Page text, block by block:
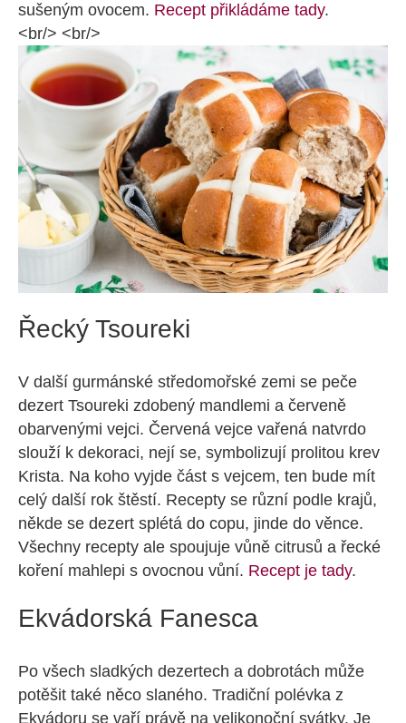
sušeným ovocem. Recept přikládáme tady.
<br/> <br/>
Řecký Tsoureki
V další gurmánské středomořské zemi se peče
dezert Tsoureki zdobený mandlemi a červeně
obarvenými vejci. Červená vejce vařená natvrdo
slouží k dekoraci, nejí se, symbolizují prolitou krev
Krista. Na koho vyjde část s vejcem, ten bude mít
celý další rok štěstí. Recepty se různí podle krajů,
někde se dezert splétá do copu, jinde do věnce.
Všechny recepty ale spoujuje vůně citrusů a řecké
koření mahlepi s ovocnou vůní. Recept je tady.
Ekvádorská Fanesca
Po všech sladkých dezertech a dobrotách může
potěšit také něco slaného. Tradiční polévka z
Ekvádoru se vaří právě na velikonoční svátky. Je